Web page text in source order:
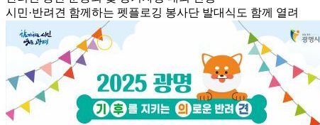
시민·반려견 함께하는 펫플로깅 봉사단 발대식도 함께 열려